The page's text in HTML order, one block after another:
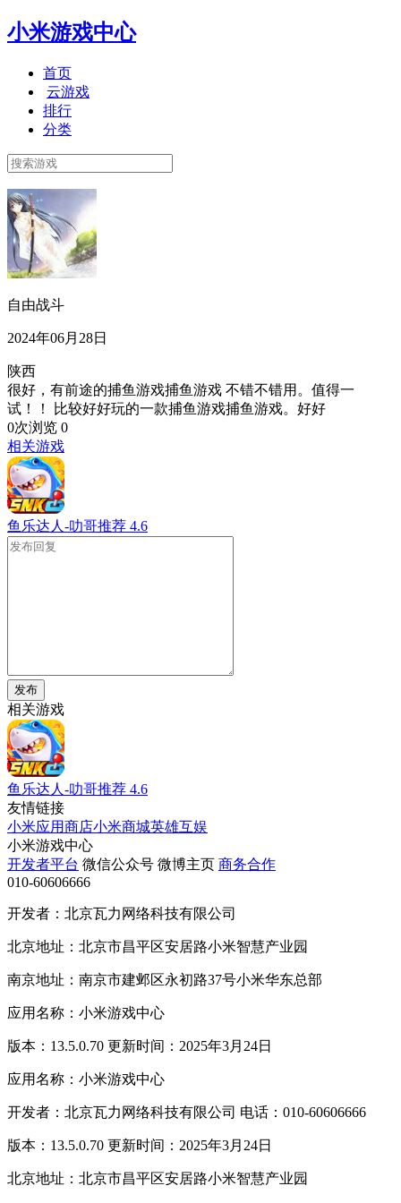
小米游戏中心
首页
云游戏
排行
分类
自由战斗
2024年06月28日
陕西
很好，有前途的捕鱼游戏捕鱼游戏 不错不错用。值得一
试！！ 比较好好玩的一款捕鱼游戏捕鱼游戏。好好
0次浏览 0
相关游戏
鱼乐达人-叻哥推荐 4.6
发布
相关游戏
鱼乐达人-叻哥推荐 4.6
友情链接
小米应用商店小米商城英雄互娱
小米游戏中心
开发者平台 微信公众号 微博主页 商务合作
010-60606666
开发者：北京瓦力网络科技有限公司
北京地址：北京市昌平区安居路小米智慧产业园
南京地址：南京市建邺区永初路37号小米华东总部
应用名称：小米游戏中心
版本：13.5.0.70 更新时间：2025年3月24日
应用名称：小米游戏中心
开发者：北京瓦力网络科技有限公司 电话：010-60606666
版本：13.5.0.70 更新时间：2025年3月24日
北京地址：北京市昌平区安居路小米智慧产业园